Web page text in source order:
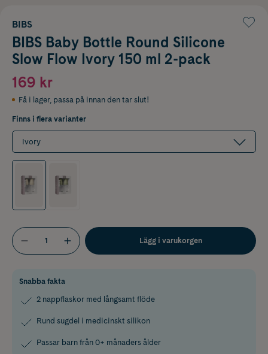
BIBS
BIBS Baby Bottle Round Silicone
Slow Flow Ivory 150 ml 2-pack
169 kr
Få i lager, passa på innan den tar slut!
Finns i flera varianter
Ivory
Lägg i varukorgen
Snabba fakta
2 nappflaskor med långsamt flöde
Rund sugdel i medicinskt silikon
Passar barn från 0+ månaders ålder